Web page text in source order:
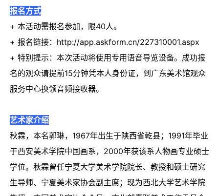
报名方式
+ 本活动需报名参加，限40人。
+ 报名链接：http://app.askform.cn/227310001.aspx
+ 特别提示：本次活动将使用专用语音导览设备。成功报
名的观众请提前15分钟凭本人身份证，到广东美术馆观众
服务中心换领音频接收器。
艺术家介绍
秋霖，本名郭琳，1967年出生于陕西省乾县；1991年毕业
于西安美术学院中国画系，2000年获该系人物画专业硕士
学位。秋霖曾任宁夏大学美术学院院长、教授和硕士研究
生导师、宁夏美术家协会副主席；现为西北大学艺术学院